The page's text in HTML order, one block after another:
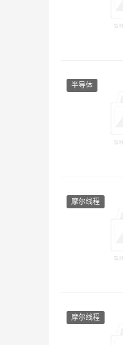
半导体
摩尔线程
摩尔线程